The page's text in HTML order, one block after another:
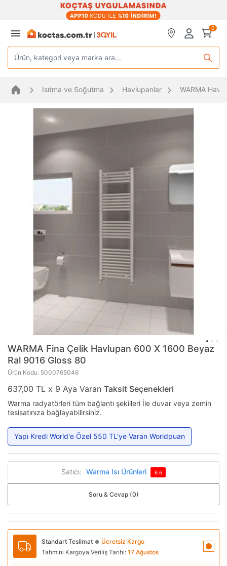
0
Ürün, kategori veya marka ara...
Isıtma ve Soğutma Havlupanlar WARMA
WARMA Fina Çelik Havlupan 600 X 1600 Beyaz
Ral 9016 Gloss 80
Ürün Kodu: 5000765046
637,00 TL x 9 Aya Varan Taksit Seçenekleri
Warma radyatörleri tüm bağlantı şekilleri İle duvar veya zemin
tesisatınıza bağlayabilirsiniz.
Yapı Kredi World'e Özel 550 TL'ye Varan Worldpuan
Satıcı: Warma Isı Ürünleri 6.6
Soru & Cevap (0)
Standart Teslimat ● Ücretsiz Kargo
Tahmini Kargoya Veriliş Tarihi: 17 Ağustos